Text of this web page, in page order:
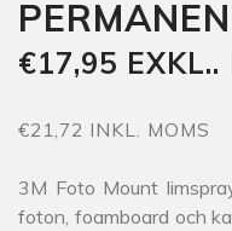
€17,95 EXKL..
€21,72 INKL. MOMS
3M Foto Mount
foton, foamboard och